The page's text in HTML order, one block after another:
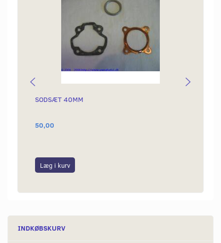
SODSÆT 40MM
50,00
Læg i kurv
INDKØBSKURV